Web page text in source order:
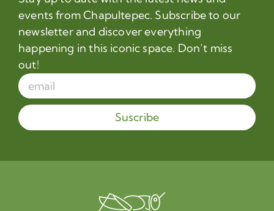
events from Chapultepec. Subscribe to our
newsletter and discover everything
happening in this iconic space. Don’t miss
out!
Suscribe